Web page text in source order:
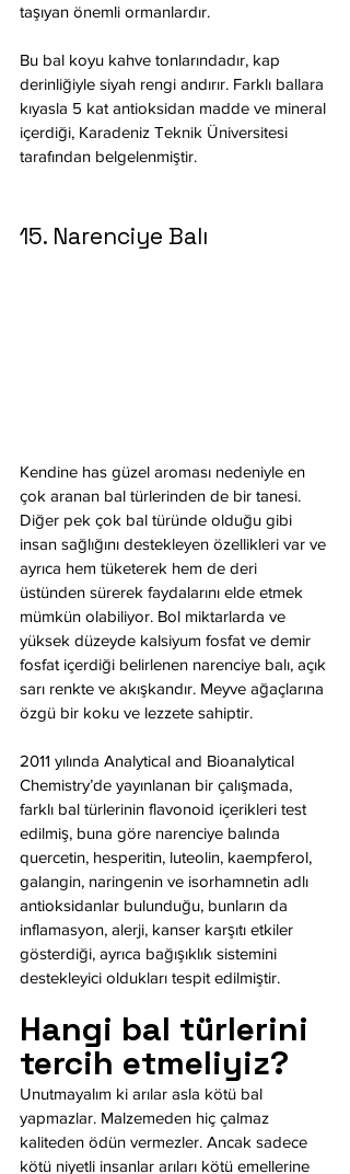
taşıyan önemli ormanlardır.
Bu bal koyu kahve tonlarındadır, kap
derinliğiyle siyah rengi andırır. Farklı ballara
kıyasla 5 kat antioksidan madde ve mineral
içerdiği, Karadeniz Teknik Üniversitesi
tarafından belgelenmiştir.
15. Narenciye Balı
Kendine has güzel aroması nedeniyle en
çok aranan bal türlerinden de bir tanesi.
Diğer pek çok bal türünde olduğu gibi
insan sağlığını destekleyen özellikleri var ve
ayrıca hem tüketerek hem de deri
üstünden sürerek faydalarını elde etmek
mümkün olabiliyor. Bol miktarlarda ve
yüksek düzeyde kalsiyum fosfat ve demir
fosfat içerdiği belirlenen narenciye balı, açık
sarı renkte ve akışkandır. Meyve ağaçlarına
özgü bir koku ve lezzete sahiptir.
2011 yılında Analytical and Bioanalytical
Chemistry’de yayınlanan bir çalışmada,
farklı bal türlerinin flavonoid içerikleri test
edilmiş, buna göre narenciye balında
quercetin, hesperitin, luteolin, kaempferol,
galangin, naringenin ve isorhamnetin adlı
antioksidanlar bulunduğu, bunların da
inflamasyon, alerji, kanser karşıtı etkiler
gösterdiği, ayrıca bağışıklık sistemini
destekleyici oldukları tespit edilmiştir.
Hangi bal türlerini
tercih etmeliyiz?
Unutmayalım ki arılar asla kötü bal
yapmazlar. Malzemeden hiç çalmaz
kaliteden ödün vermezler. Ancak sadece
kötü niyetli insanlar arıları kötü emellerine